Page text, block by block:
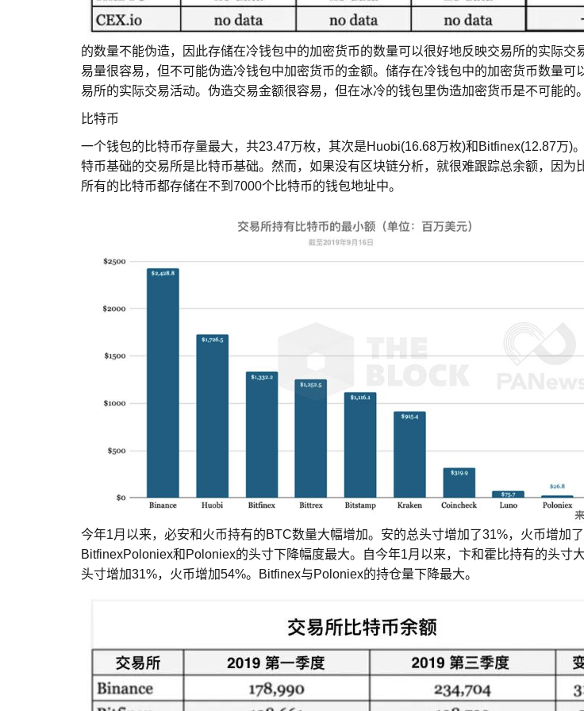
的数量不能伪造，因此存储在冷钱包中的加密货币的数量可以很好地反映交易所的实际交
易量很容易，但不可能伪造冷钱包中加密货币的金额。储存在冷钱包中的加密货币数量可
易所的实际交易活动。伪造交易金额很容易，但在冰冷的钱包里伪造加密货币是不可能的。
比特币
一个钱包的比特币存量最大，共23.47万枚，其次是Huobi(16.68万枚)和Bitfinex(12.87万)
特币基础的交易所是比特币基础。然而，如果没有区块链分析，就很难跟踪总余额，因为
所有的比特币都存储在不到7000个比特币的钱包地址中。
今年1月以来，必安和火币持有的BTC数量大幅增加。安的总头寸增加了31%，火币增加了
BitfinexPoloniex和Poloniex的头寸下降幅度最大。自今年1月以来，卞和霍比持有的头寸
头寸增加31%，火币增加54%。Bitfinex与Poloniex的持仓量下降最大。